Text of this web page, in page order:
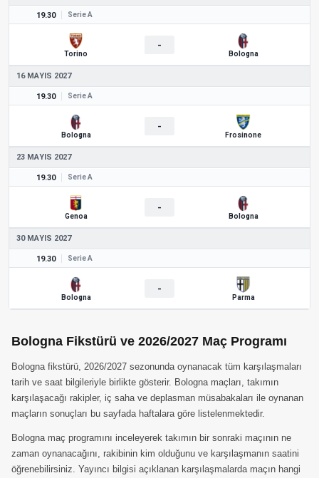
19.30 Serie A
Torino
-
Bologna
16 MAYIS 2027
19.30 Serie A
Bologna
-
Frosinone
23 MAYIS 2027
19.30 Serie A
Genoa
-
Bologna
30 MAYIS 2027
19.30 Serie A
Bologna
-
Parma
Bologna Fikstürü ve 2026/2027 Maç Programı
Bologna fikstürü, 2026/2027 sezonunda oynanacak tüm karşılaşmaları
tarih ve saat bilgileriyle birlikte gösterir. Bologna maçları, takımın
karşılaşacağı rakipler, iç saha ve deplasman müsabakaları ile oynanan
maçların sonuçları bu sayfada haftalara göre listelenmektedir.
Bologna maç programını inceleyerek takımın bir sonraki maçının ne
zaman oynanacağını, rakibinin kim olduğunu ve karşılaşmanın saatini
öğrenebilirsiniz. Yayıncı bilgisi açıklanan karşılaşmalarda maçın hangi